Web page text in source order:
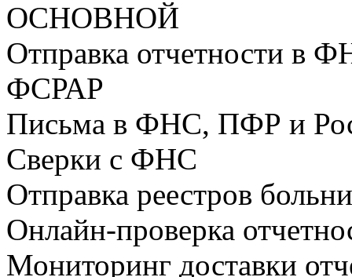
ОСНОВНОЙ
Отправка отчетности в
ФСРАР
Письма в ФНС, ПФР и
Сверки с ФНС
Отправка реестров
Онлайн-проверка
Мониторинг доставки